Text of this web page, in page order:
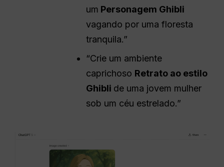
um Personagem Ghibli
vagando por uma floresta
tranquila.”
“Crie um ambiente
caprichoso Retrato ao estilo
Ghibli de uma jovem mulher
sob um céu estrelado.”